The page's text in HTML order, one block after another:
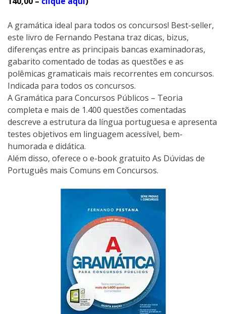
A gramática ideal para todos os concursos! Best-seller,
este livro de Fernando Pestana traz dicas, bizus,
diferenças entre as principais bancas examinadoras,
gabarito comentado de todas as questões e as
polêmicas gramaticais mais recorrentes em concursos.
Indicada para todos os concursos.
A Gramática para Concursos Públicos – Teoria
completa e mais de 1.400 questões comentadas
descreve a estrutura da língua portuguesa e apresenta
testes objetivos em linguagem acessível, bem-
humorada e didática.
Além disso, oferece o e-book gratuito As Dúvidas de
Português mais Comuns em Concursos.